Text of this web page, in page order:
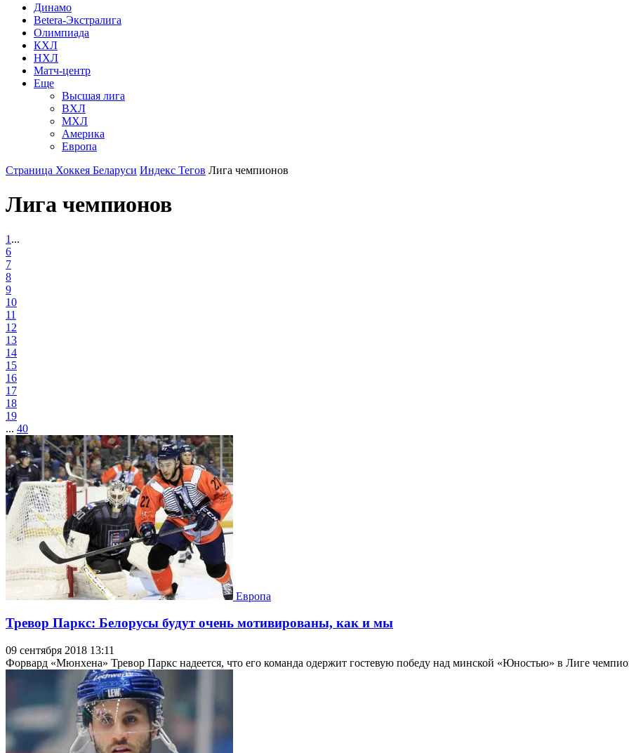
Динамо
Betera-Экстралига
Олимпиада
КХЛ
НХЛ
Матч-центр
Еще
Высшая лига
ВХЛ
МХЛ
Америка
Европа
Страница Хоккея Беларуси Индекс Тегов Лига чемпионов
Лига чемпионов
1 ...
6
7
8
9
10
11
12
13
14
15
16
17
18
19
... 40
Европа
Тревор Паркс: Белорусы будут очень мотивированы, как и мы
09 сентября 2018 13:11
Форвард «Мюнхена» Тревор Паркс надеется, что его команда одержит гостевую победу над минской «Юностью» в Лиге